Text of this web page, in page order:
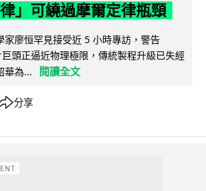
」可繞過摩爾定律瓶頸
家廖恒罕見接受近 5 小時專訪，警告
頭正逼近物理極限，傳統製程升級已失經
華為...
閱讀全文
分享